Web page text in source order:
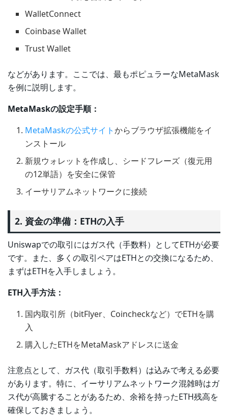
WalletConnect
Coinbase Wallet
Trust Wallet
などがあります。ここでは、最もポピュラーなMetaMask
を例に説明します。
MetaMaskの設定手順：
MetaMaskの公式サイトからブラウザ拡張機能をイ
ンストール
新規ウォレットを作成し、シードフレーズ（復元用
の12単語）を安全に保管
イーサリアムネットワークに接続
2. 資金の準備：ETHの入手
Uniswapでの取引にはガス代（手数料）としてETHが必要
です。また、多くの取引ペアはETHとの交換になるため、
まずはETHを入手しましょう。
ETH入手方法：
国内取引所（bitFlyer、Coincheckなど）でETHを購
入
購入したETHをMetaMaskアドレスに送金
注意点として、ガス代（取引手数料）は込みで考える必要
があります。特に、イーサリアムネットワーク混雑時はガ
ス代が高騰することがあるため、余裕を持ったETH残高を
確保しておきましょう。